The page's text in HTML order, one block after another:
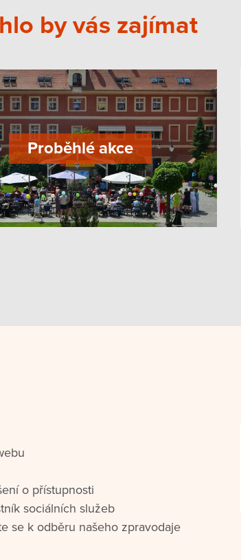
by vás zajímat
Proběhlé akce
o přístupnosti
sociálních služeb
se k odběru našeho zpravodaje